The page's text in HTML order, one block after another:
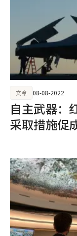
自主武器：
采取措施促
文章 08-08-2022